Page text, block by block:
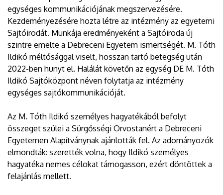
egységes kommunikációjának megszervezésére.
Kezdeményezésére hozta létre az intézmény az egyetemi
Sajtóirodát. Munkája eredményeként a Sajtóiroda új
szintre emelte a Debreceni Egyetem ismertségét. M. Tóth
Ildikó méltósággal viselt, hosszan tartó betegség után
2022-ben hunyt el. Halálát követőn az egység DE M. Tóth
Ildikó Sajtóközpont néven folytatja az intézmény
egységes sajtókommunikációját.
Az M. Tóth Ildikó személyes hagyatékából befolyt
összeget szülei a Sürgősségi Orvostanért a Debreceni
Egyetemen Alapítványnak ajánlották fel. Az adományozók
elmondták: szerették volna, hogy Ildikó személyes
hagyatéka nemes célokat támogasson, ezért döntöttek a
felajánlás mellett.